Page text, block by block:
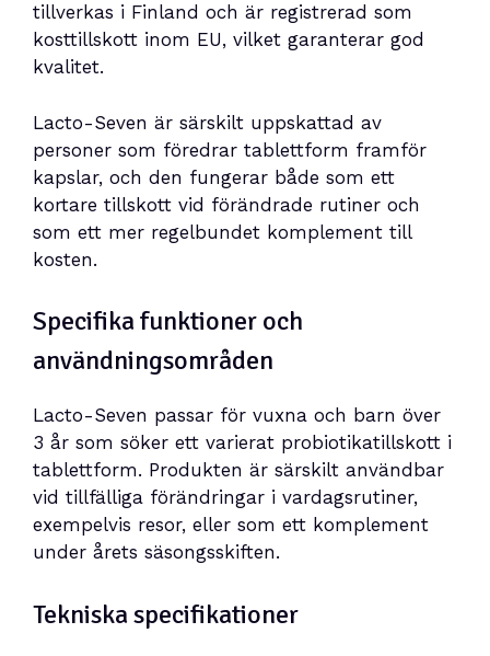
tillverkas i Finland och är registrerad som
kosttillskott inom EU, vilket garanterar god
kvalitet.
Lacto-Seven är särskilt uppskattad av
personer som föredrar tablettform framför
kapslar, och den fungerar både som ett
kortare tillskott vid förändrade rutiner och
som ett mer regelbundet komplement till
kosten.
Specifika funktioner och
användningsområden
Lacto-Seven passar för vuxna och barn över
3 år som söker ett varierat probiotikatillskott i
tablettform. Produkten är särskilt användbar
vid tillfälliga förändringar i vardagsrutiner,
exempelvis resor, eller som ett komplement
under årets säsongsskiften.
Tekniska specifikationer